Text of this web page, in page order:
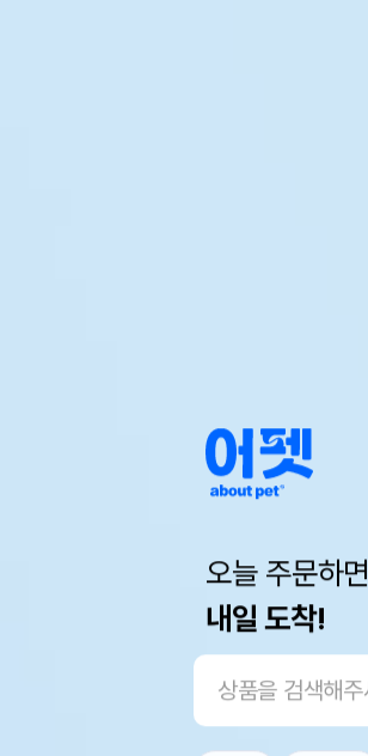
오늘 주문하면
내일 도착!